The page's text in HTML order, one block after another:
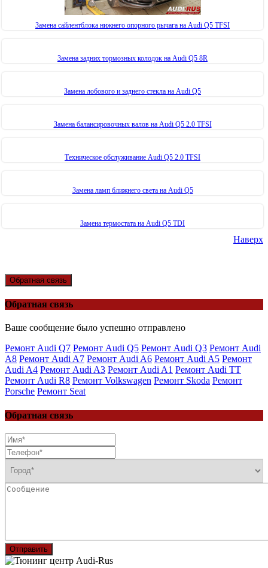
Замена сайлентблока нижнего опорного рычага на Audi Q5 TFSI
Замена задних тормозных колодок на Audi Q5 8R
Замена лобового и заднего стекла на Audi Q5
Замена балансировочных валов на Audi Q5 2.0 TFSI
Техническое обслуживание Audi Q5 2.0 TFSI
Замена ламп ближнего света на Audi Q5
Замена термостата на Audi Q5 TDI
Наверх
Обратная связь
Обратная связь
Ваше сообщение было успешно отправлено
Ремонт Audi Q7 Ремонт Audi Q5 Ремонт Audi Q3 Ремонт Audi
A8 Ремонт Audi A7 Ремонт Audi A6 Ремонт Audi A5 Ремонт
Audi A4 Ремонт Audi A3 Ремонт Audi A1 Ремонт Audi TT
Ремонт Audi R8 Ремонт Volkswagen Ремонт Skoda Ремонт
Porsche Ремонт Seat
Обратная связь
Отправить